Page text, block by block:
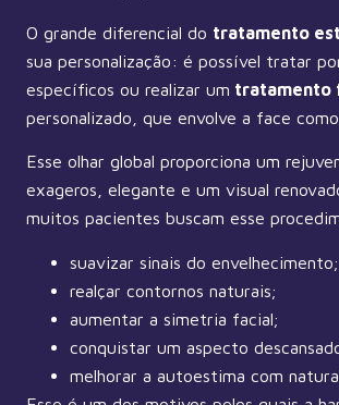
O grande diferencial do tratamento
sua personalização: é possível tratar
específicos ou realizar um tratamento
personalizado, que envolve a face
Esse olhar global proporciona um
exageros, elegante e um visual
muitos pacientes buscam esse
suavizar sinais do envelhecimento;
realçar contornos naturais;
aumentar a simetria facial;
conquistar um aspecto
melhorar a autoestima com